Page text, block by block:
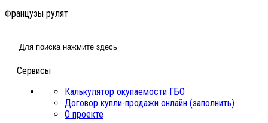
Французы рулят
Сервисы
Калькулятор окупаемости ГБО
Договор купли-продажи онлайн (заполнить)
О проекте